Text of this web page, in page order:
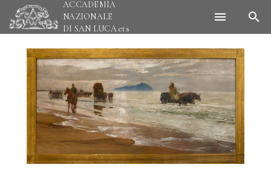
ACCADEMIA
NAZIONALE
DI SAN LUCAets